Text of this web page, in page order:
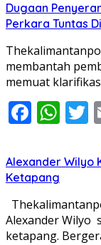
Dugaan
Perkara Tuntas
membantah
memuat
Alexander Wilyo
Ketapang
Alexander Wilyo
ketapang.